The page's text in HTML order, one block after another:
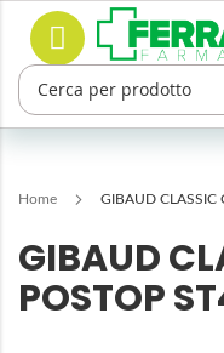
Salta
contenuto
Home GIBAUD CLASSIC
GIBAUD
POSTOP